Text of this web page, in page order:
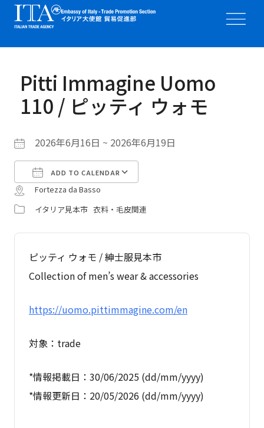
Pitti Immagine Uomo
110 / ピッティ ウォモ
2026年6月16日 ~ 2026年6月19日
ADD TO CALENDAR
Download ICS
Fortezza da Basso
イタリア見本市 衣料・毛皮関連
ピッティ ウォモ / 紳士服見本市
Collection of men’s wear & accessories
https://uomo.pittimmagine.com/en
対象：trade
*情報掲載日：30/06/2025 (dd/mm/yyyy)
*情報更新日：20/05/2026 (dd/mm/yyyy)